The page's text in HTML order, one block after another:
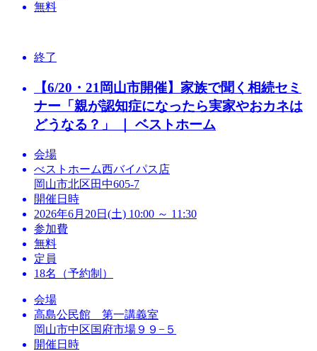
無料
終了
【6/20・21岡山市開催】家族で聞く相続セミ
ナー「親が認知症になったら実家やおカネは
どうなる？」 ｜ ベストホーム
会場
べストホーム西バイパス店
岡山市北区田中605-7
開催日時
2026年6月20日(土) 10:00 ～ 11:30
参加費
無料
定員
18名（予約制）
会場
高島公民館 第一講義室
岡山市中区国府市場９９−５
開催日時